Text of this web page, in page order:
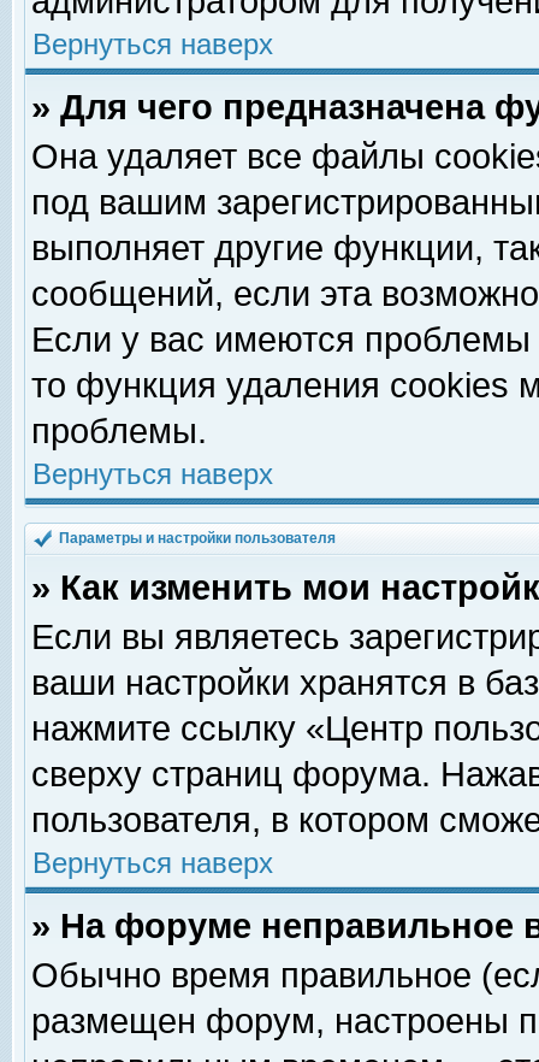
Вернуться наверх
» Для чего предназначена
Она удаляет все файлы
под вашим
выполняет другие функции,
сообщений, если эта
Если у вас имеются
то функция удаления cookies
проблемы.
Вернуться наверх
Параметры и настройки пользователя
» Как изменить мои
Если вы являетесь
ваши настройки хранятся в
нажмите ссылку «Центр
сверху страниц форума.
пользователя, в котором
Вернуться наверх
» На форуме неправильное
Обычно время правильное
размещен форум, настроены